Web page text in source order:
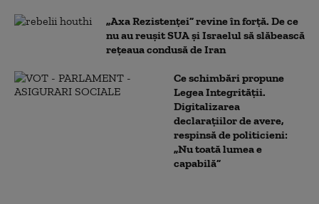
„Axa Rezistenței” revine în forță. De ce
nu au reușit SUA și Israelul să slăbească
rețeaua condusă de Iran
Ce schimbări propune
Legea Integrității.
Digitalizarea
declarațiilor de avere,
respinsă de politicieni:
„Nu toată lumea e
capabilă”